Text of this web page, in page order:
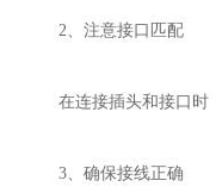
2、注意接口匹配
在连接插头和接口时，
3、确保接线正确